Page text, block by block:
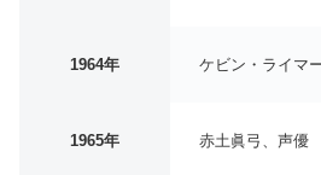
1964年 ケビン・ライマ
1965年 赤土眞弓、声優